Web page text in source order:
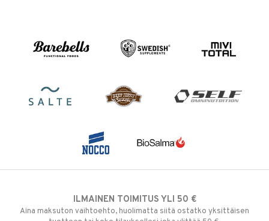
ILMAINEN TOIMITUS YLI 50 €
Aina maksuton vaihtoehto, huolimatta siitä ostatko yksittäisen